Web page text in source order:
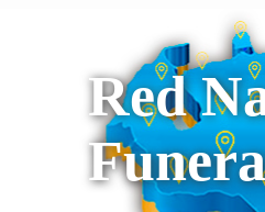
Red